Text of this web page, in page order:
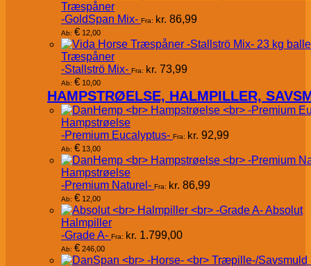
Træspåner
-GoldSpan Mix- Fra: kr. 86,99
Ab: € 12,00
Træspåner
-Stallströ Mix- Fra: kr. 73,99
Ab: € 10,00
HAMPSTRØELSE, HALMPILLER,
Hampstrøelse
-Premium Eucalyptus- Fra: kr. 92,99
Ab: € 13,00
Hampstrøelse
-Premium Naturel- Fra: kr. 86,99
Ab: € 12,00
Absolut
Halmpiller
-Grade A- Fra: kr. 1.799,00
Ab: € 246,00